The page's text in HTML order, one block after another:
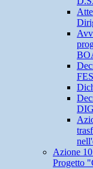
Azione
Progetto